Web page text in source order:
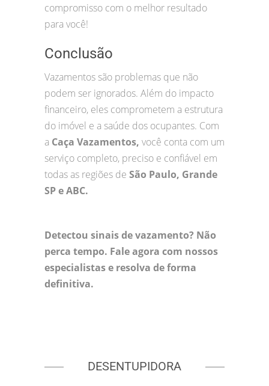
compromisso com o melhor resultado
para você!
Conclusão
Vazamentos são problemas que não
podem ser ignorados. Além do impacto
financeiro, eles comprometem a estrutura
do imóvel e a saúde dos ocupantes. Com
a Caça Vazamentos, você conta com um
serviço completo, preciso e confiável em
todas as regiões de São Paulo, Grande
SP e ABC.
Detectou sinais de vazamento? Não
perca tempo. Fale agora com nossos
especialistas e resolva de forma
definitiva.
DESENTUPIDORA